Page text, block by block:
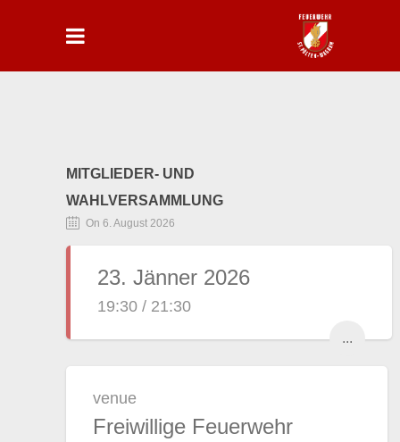
MITGLIEDER- UND
WAHLVERSAMMLUNG
On 6. August 2026
23. Jänner 2026
19:30 / 21:30
...
venue
Freiwillige Feuerwehr